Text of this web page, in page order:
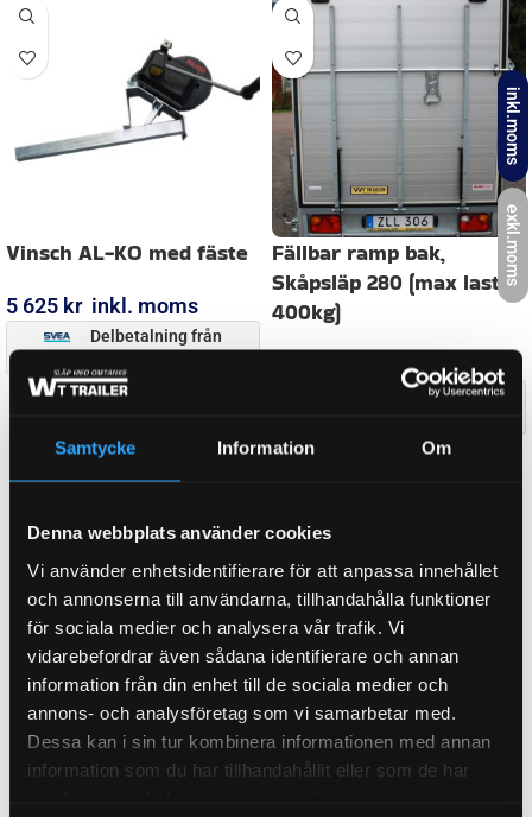
Samtycke Information Om
Denna webbplats använder cookies
Vi använder enhetsidentifierare för att anpassa innehållet
och annonserna till användarna, tillhandahålla funktioner
för sociala medier och analysera vår trafik. Vi
vidarebefordrar även sådana identifierare och annan
information från din enhet till de sociala medier och
annons- och analysföretag som vi samarbetar med.
Dessa kan i sin tur kombinera informationen med annan
information som du har tillhandahållit eller som de har
inkl.moms
exkl.moms
Vinsch AL-KO med fäste
5 625 kr inkl. moms
Delbetalning från
Fällbar ramp bak,
Skåpsläp 280 (max last
400kg)
inkl. moms
Delbetalning från